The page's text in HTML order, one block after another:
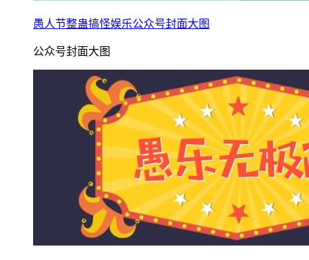
愚人节整蛊搞怪娱乐公众号封面大图
公众号封面大图